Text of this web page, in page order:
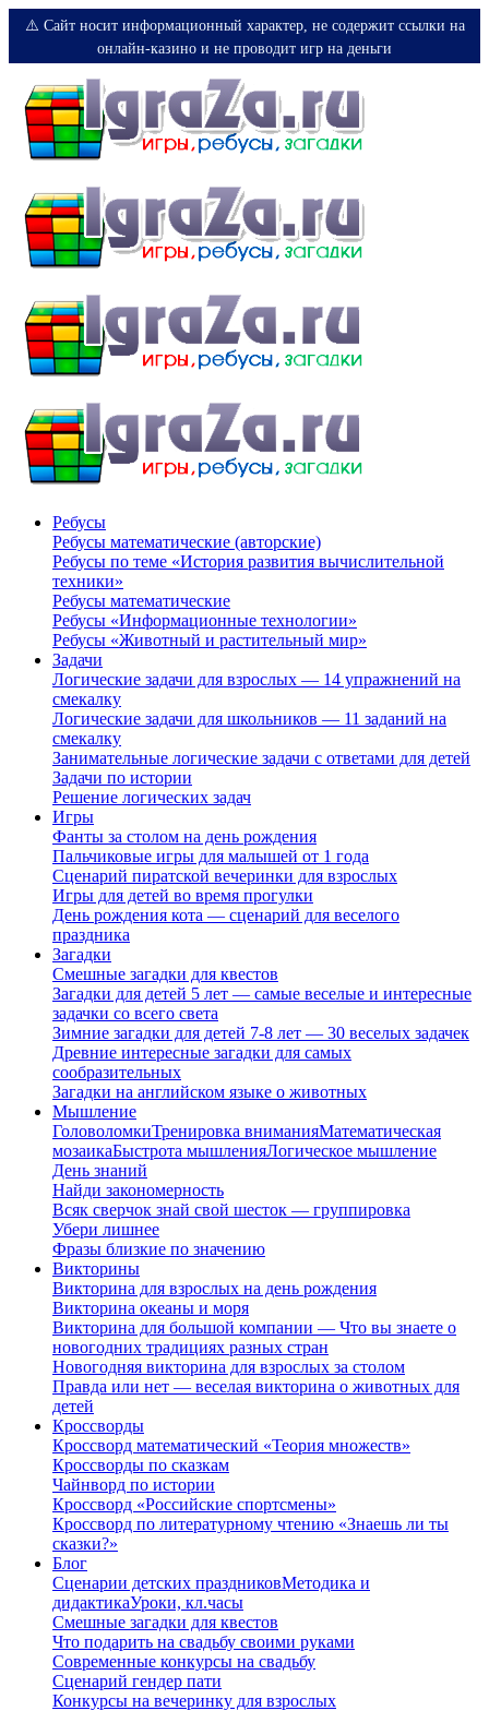
⚠️ Сайт носит информационный характер, не содержит ссылки на
онлайн-казино и не проводит игр на деньги
Ребусы
Ребусы математические (авторские)
Ребусы по теме «История развития вычислительной
техники»
Ребусы математические
Ребусы «Информационные технологии»
Ребусы «Животный и растительный мир»
Задачи
Логические задачи для взрослых — 14 упражнений на
смекалку
Логические задачи для школьников — 11 заданий на
смекалку
Занимательные логические задачи с ответами для детей
Задачи по истории
Решение логических задач
Игры
Фанты за столом на день рождения
Пальчиковые игры для малышей от 1 года
Сценарий пиратской вечеринки для взрослых
Игры для детей во время прогулки
День рождения кота — сценарий для веселого
праздника
Загадки
Смешные загадки для квестов
Загадки для детей 5 лет — самые веселые и интересные
задачки со всего света
Зимние загадки для детей 7-8 лет — 30 веселых задачек
Древние интересные загадки для самых
сообразительных
Загадки на английском языке о животных
Мышление
ГоловоломкиТренировка вниманияМатематическая
мозаикаБыстрота мышленияЛогическое мышление
День знаний
Найди закономерность
Всяк сверчок знай свой шесток — группировка
Убери лишнее
Фразы близкие по значению
Викторины
Викторина для взрослых на день рождения
Викторина океаны и моря
Викторина для большой компании — Что вы знаете о
новогодних традициях разных стран
Новогодняя викторина для взрослых за столом
Правда или нет — веселая викторина о животных для
детей
Кроссворды
Кроссворд математический «Теория множеств»
Кроссворды по сказкам
Чайнворд по истории
Кроссворд «Российские спортсмены»
Кроссворд по литературному чтению «Знаешь ли ты
сказки?»
Блог
Сценарии детских праздниковМетодика и
дидактикаУроки, кл.часы
Смешные загадки для квестов
Что подарить на свадьбу своими руками
Современные конкурсы на свадьбу
Сценарий гендер пати
Конкурсы на вечеринку для взрослых